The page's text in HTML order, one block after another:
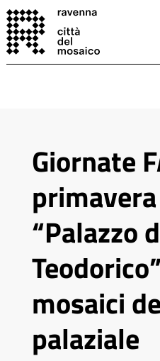
Giornate
“Palazzo
mosaici
palaziale